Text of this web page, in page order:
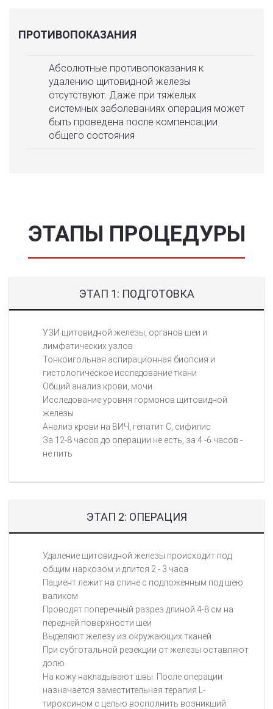
ПРОТИВОПОКАЗАНИЯ
Абсолютные противопоказания к
удалению щитовидной железы
отсутствуют. Даже при тяжелых
системных заболеваниях операция может
быть проведена после компенсации
общего состояния
ЭТАПЫ ПРОЦЕДУРЫ
ЭТАП 1: ПОДГОТОВКА
УЗИ щитовидной железы, органов шеи и
лимфатических узлов
Тонкоигольная аспирационная биопсия и
гистологическое исследование ткани
Общий анализ крови, мочи
Исследование уровня гормонов щитовидной
железы
Анализ крови на ВИЧ, гепатит С, сифилис
За 12-8 часов до операции не есть, за 4 -6 часов -
не пить
ЭТАП 2: ОПЕРАЦИЯ
Удаление щитовидной железы происходит под
общим наркозом и длится 2 - 3 часа
Пациент лежит на спине с подложенным под шею
валиком
Проводят поперечный разрез длиной 4-8 см на
передней поверхности шеи
Выделяют железу из окружающих тканей
При субтотальной резекции от железы оставляют
долю
На кожу накладывают швы. После операции
назначается заместительная терапия L-
тироксином с целью восполнить возникший